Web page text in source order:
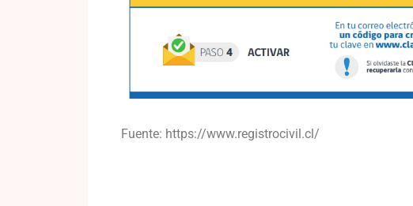
Fuente: https://www.registrocivil.cl/